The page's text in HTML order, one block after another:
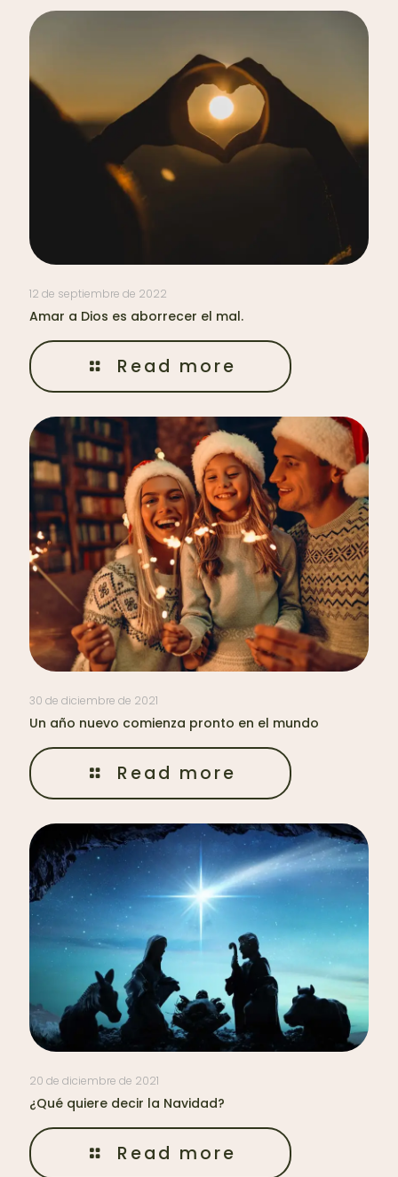
12 de septiembre de 2022
Amar a Dios es aborrecer el mal.
Read more
30 de diciembre de 2021
Un año nuevo comienza pronto en el mundo
Read more
20 de diciembre de 2021
¿Qué quiere decir la Navidad?
Read more